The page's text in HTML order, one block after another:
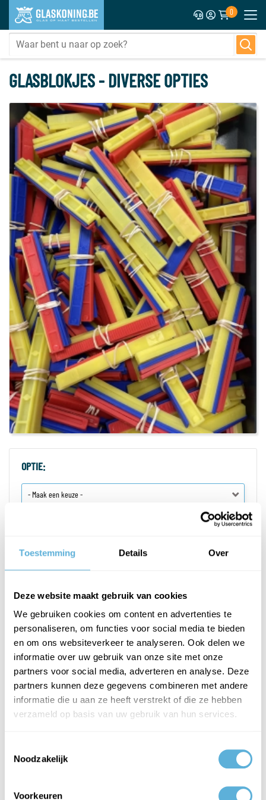
Toestemming Details Over
Deze website maakt gebruik van cookies
We gebruiken cookies om content en advertenties te
personaliseren, om functies voor social media te bieden
en om ons websiteverkeer te analyseren. Ook delen we
informatie over uw gebruik van onze site met onze
partners voor social media, adverteren en analyse. Deze
partners kunnen deze gegevens combineren met andere
informatie die u aan ze heeft verstrekt of die ze hebben
verzameld op basis van uw gebruik van hun services.
Noodzakelijk
Voorkeuren
0
GLASBLOKJES - DIVERSE OPTIES
OPTIE:
Aantal: -
Prijs inclusief btw
PLAATS IN WINKELWAGEN
PRODUCTOMSCHRIJVING
Set - BRANDWEREND, Set voor enkel glas (2x 2 mm 2x 3mm 2x